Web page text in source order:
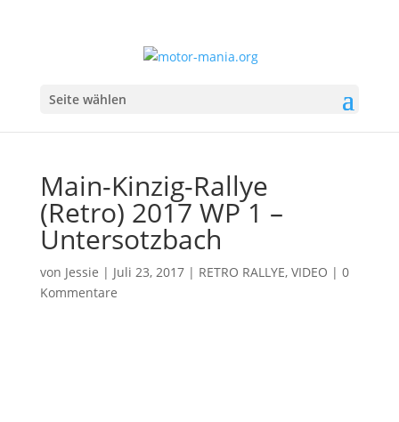
Seite wählen
Main-Kinzig-Rallye
(Retro) 2017 WP 1 –
Untersotzbach
von Jessie | Juli 23, 2017| RETRO RALLYE, VIDEO | 0
Kommentare